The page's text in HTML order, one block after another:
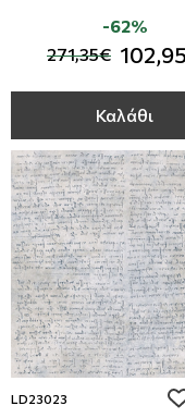
271,35€
-62%
Καλάθι
LD23023